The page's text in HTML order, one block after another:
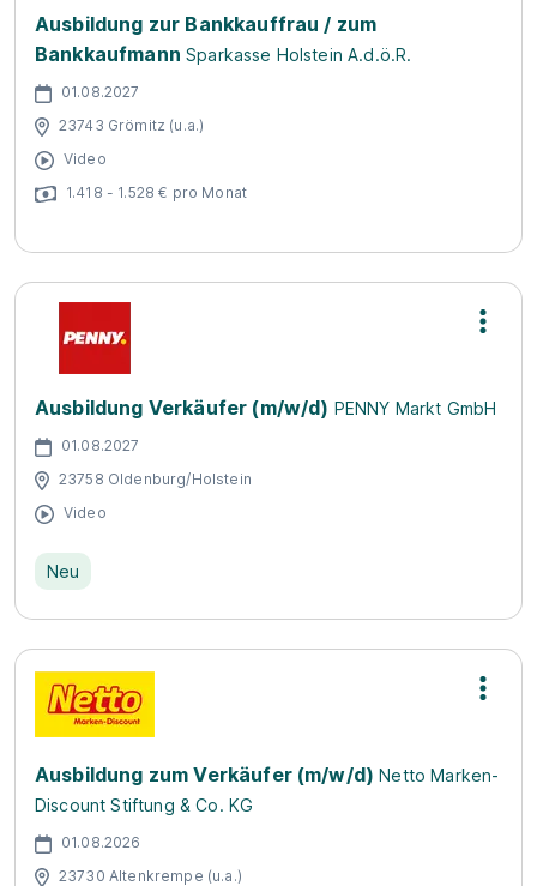
Ausbildung zur Bankkauffrau / zum
Bankkaufmann Sparkasse Holstein A.d.ö.R.
01.08.2027
23743 Grömitz (u.a.)
Video
1.418 - 1.528 € pro Monat
Ausbildung Verkäufer (m/w/d) PENNY Markt GmbH
01.08.2027
23758 Oldenburg/Holstein
Video
Neu
Ausbildung zum Verkäufer (m/w/d) Netto Marken-
Discount Stiftung & Co. KG
01.08.2026
23730 Altenkrempe (u.a.)